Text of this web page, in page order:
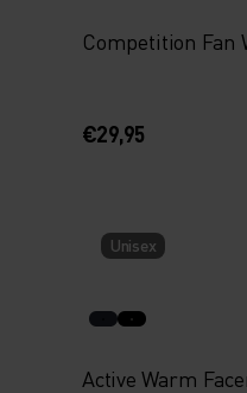
Competition Fan
€29,95
Unisex
Active Warm